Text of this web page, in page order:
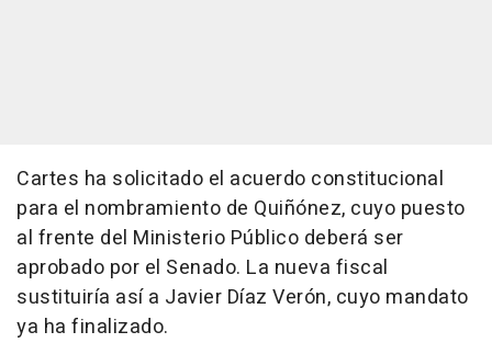
Cartes ha solicitado el acuerdo constitucional
para el nombramiento de Quiñónez, cuyo puesto
al frente del Ministerio Público deberá ser
aprobado por el Senado. La nueva fiscal
sustituiría así a Javier Díaz Verón, cuyo mandato
ya ha finalizado.